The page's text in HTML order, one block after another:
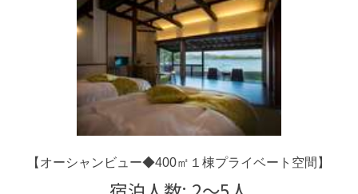
【ご朝食】
目の前で炊き上げる「ミニ釜飯」が人気の丹後の朝ごはん
【ご夕食・ご朝食場所】
お泊りの客室とは別棟の本館の個室お食事処でゆったりと
丹後の味をお楽しみください。
◆お越しの際は本館（浜の路 臨江庵）を目指してお越し
【オーシャンビュー◆400㎡１棟プライベート空間】